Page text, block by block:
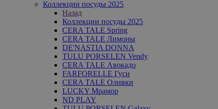
Коллекции посуды 2025
Назад
Коллекции посуды 2025
CERA TALE Spring
CERA TALE Лимоны
DE'NASTIA DONNA
TULU PORSELEN Vendy
CERA TALE Авокадо
FARFORELLE Гуси
CERA TALE Оливки
LUCKY Мрамор
ND PLAY